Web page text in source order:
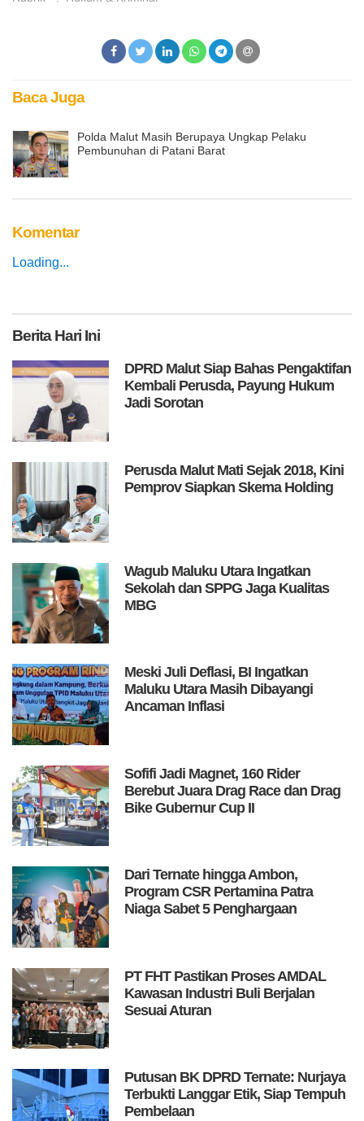
Baca Juga
Polda Malut Masih Berupaya Ungkap Pelaku
Pembunuhan di Patani Barat
Komentar
Loading...
BeritaHari Ini
DPRD Malut Siap Bahas Pengaktifan
Kembali Perusda, Payung Hukum
Jadi Sorotan
Perusda Malut Mati Sejak 2018, Kini
Pemprov Siapkan Skema Holding
Wagub Maluku Utara Ingatkan
Sekolah dan SPPG Jaga Kualitas
MBG
Meski Juli Deflasi, BI Ingatkan
Maluku Utara Masih Dibayangi
Ancaman Inflasi
Sofifi Jadi Magnet, 160 Rider
Berebut Juara Drag Race dan Drag
Bike Gubernur Cup II
Dari Ternate hingga Ambon,
Program CSR Pertamina Patra
Niaga Sabet 5 Penghargaan
PT FHT Pastikan Proses AMDAL
Kawasan Industri Buli Berjalan
Sesuai Aturan
Putusan BK DPRD Ternate: Nurjaya
Terbukti Langgar Etik, Siap Tempuh
Pembelaan